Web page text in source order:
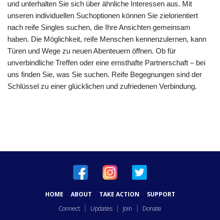
und unterhalten Sie sich über ähnliche Interessen aus. Mit
unseren individuellen Suchoptionen können Sie zielorientiert
nach reife Singles suchen, die Ihre Ansichten gemeinsam
haben. Die Möglichkeit, reife Menschen kennenzulernen, kann
Türen und Wege zu neuen Abenteuern öffnen. Ob für
unverbindliche Treffen oder eine ernsthafte Partnerschaft – bei
uns finden Sie, was Sie suchen. Reife Begegnungen sind der
Schlüssel zu einer glücklichen und zufriedenen Verbindung.
HOME ABOUT TAKE ACTION
SUPPORT
Connect
Updates Join Donate